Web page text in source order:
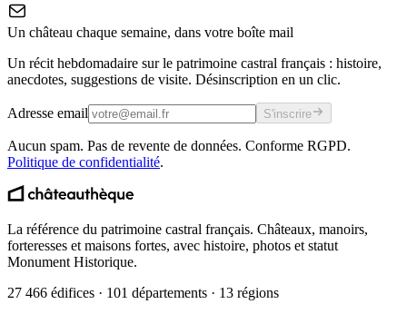
Un château chaque semaine, dans votre boîte mail
Un récit hebdomadaire sur le patrimoine castral français : histoire,
anecdotes, suggestions de visite. Désinscription en un clic.
Adresse email S'inscrire
Aucun spam. Pas de revente de données. Conforme RGPD.
Politique de confidentialité.
La référence du patrimoine castral français. Châteaux, manoirs,
forteresses et maisons fortes, avec histoire, photos et statut
Monument Historique.
27 466 édifices · 101 départements · 13 régions